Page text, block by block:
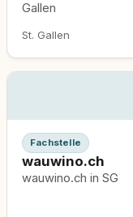
Gallen
St. Gallen
Fachstelle
wauwino.ch
wauwino.ch in SG